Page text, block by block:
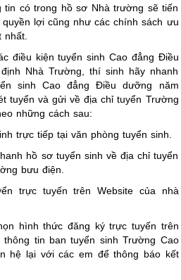
tin có trong hồ sơ Nhà trường sẽ tiến
lợi cũng như các chính sách ưu
điều kiện tuyển sinh Cao đẳng Điều
Nhà Trường, thí sinh hãy nhanh
sinh Cao đẳng Điều dưỡng năm
tuyển và gửi về địa chỉ tuyển Trường
những cách sau:
trực tiếp tại văn phòng tuyển sinh.
hồ sơ tuyển sinh về địa chỉ tuyển
bưu điện.
trực tuyến trên Website của nhà
hình thức đăng ký trực tuyến trên
tin ban tuyển sinh Trường Cao
hệ lại với các em để thông báo kết